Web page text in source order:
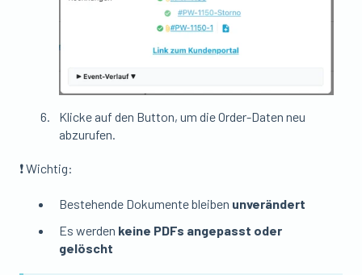
Klicke auf den Button, um die Order-Daten neu
abzurufen.
❗ Wichtig:
Bestehende Dokumente bleiben unverändert
Es werden keine PDFs angepasst oder
gelöscht